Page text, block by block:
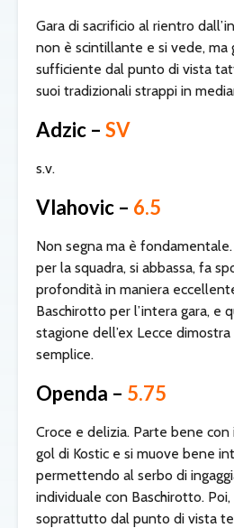
Gara di sacrificio al rientro
non è scintillante e si vede, ma
sufficiente dal punto di vista
suoi tradizionali strappi in
Adzic – SV
s.v.
Vlahovic – 6.5
Non segna ma è
per la squadra, si abbassa, fa
profondità in maniera
Baschirotto per l’intera gara, e
stagione dell’ex Lecce
semplice.
Openda – 5.75
Croce e delizia. Parte bene con
gol di Kostic e si muove bene
permettendo al serbo di
individuale con Baschirotto.
soprattutto dal punto di vista